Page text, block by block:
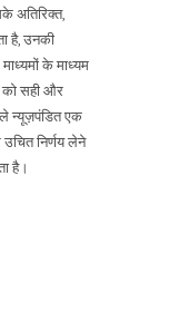
अतिरिक्त,
है, उनकी
के माध्यम
को सही और
न्यूज़पंडित एक
निर्णय लेने
है।